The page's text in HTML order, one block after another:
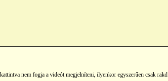
nem fogja a videót megjelníteni, ilyenkor egyszerűen csak